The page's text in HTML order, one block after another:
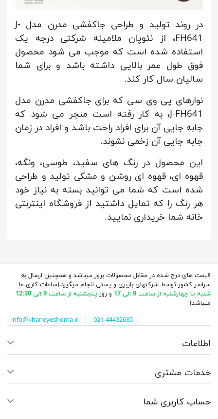
در روند تولید و طراحی جاکفشی مدرن مدل J-
FH641، از نئوپان ملامینه شرکتی درجه یک
استفاده شده است که موجب می شود محصول
فوق طول عمر بالایی داشته باشد و برای شما
سالیان سال کار کند.
نوارهای پی وی سی که برای جاکفشی مدرن مدل
J-FH641، به کار رفته است منجر می شود که
جابه جایی آن برای افراد راحت باشد و افراد در زمان
جابه جایی آن زخمی نشوند.
این محصول در رنگ های سفید، طوسی، ونگه،
قهوه ای، قهوه ای روشن و مشکی تولید و طراحی
شده است که شما می توانید بسته به نیاز خود
هر رنگ را که تمایل داشتید از فروشگاه اینترنتی
خانه شما خریداری نمایید.
قیمت های درج شده در مقابل محصولات بروز میباشد و همچنین ارسال به
سراسر کشور توسط شرکتهای باربری و پستی انجام میگیرد.(ساعات کاری ما
شنبه تا چهارشنبه از ساعت 9 الی 17
و روز پنجشنبه از ساعت 9 الی 12:30
میباشد)
info@khaneyeshoma.ir¦ 021-44432685
اطلاعات
خدمات مشتری
حساب کاربری شما